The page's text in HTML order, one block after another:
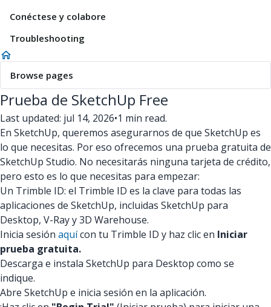
Conéctese y colabore
Troubleshooting
Browse pages
Prueba de SketchUp Free
Last updated: jul 14, 2026•1 min read.
En SketchUp, queremos asegurarnos de que SketchUp es
lo que necesitas. Por eso ofrecemos una prueba gratuita de
SketchUp Studio. No necesitarás ninguna tarjeta de crédito,
pero esto es lo que necesitas para empezar:
Un Trimble ID: el Trimble ID es la clave para todas las
aplicaciones de SketchUp, incluidas SketchUp para
Desktop, V-Ray y 3D Warehouse.
Inicia sesión aquícon tu Trimble ID y haz clic en Iniciar
prueba gratuita.
Descarga e instala SketchUp para Desktop como se
indique.
Abre SketchUp e inicia sesión en la aplicación.